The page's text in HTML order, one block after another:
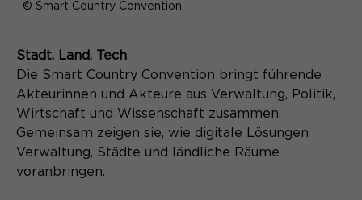
© Smart Country Convention
Stadt. Land. Tech
Die Smart Country Convention bringt führende
Akteurinnen und Akteure aus Verwaltung, Politik,
Wirtschaft und Wissenschaft zusammen.
Gemeinsam zeigen sie, wie digitale Lösungen
Verwaltung, Städte und ländliche Räume
voranbringen.